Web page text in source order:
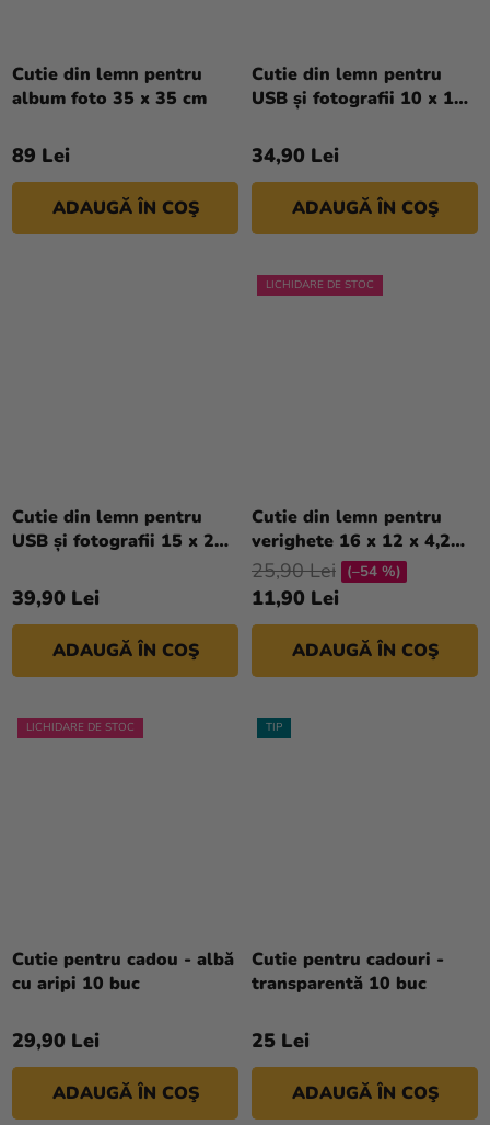
Cutie din lemn pentru
album foto 35 x 35 cm
89 Lei
ADAUGĂ ÎN COŞ
Cutie din lemn pentru
USB și fotografii 10 x 15
34,90 Lei
ADAUGĂ ÎN COŞ
Cutie din lemn pentru
USB și fotografii 15 x 21
39,90 Lei
ADAUGĂ ÎN COŞ
LICHIDARE DE STOC
Cutie din lemn pentru
verighete 16 x 12 x 4,2
cm
11,90 Lei
25,90 Lei (–54 %)
ADAUGĂ ÎN COŞ
LICHIDARE DE STOC
Cutie pentru cadou - albă
cu aripi 10 buc
29,90 Lei
ADAUGĂ ÎN COŞ
TIP
Cutie pentru cadouri -
transparentă 10 buc
medie
a
din
5
25 Lei
ADAUGĂ ÎN COŞ